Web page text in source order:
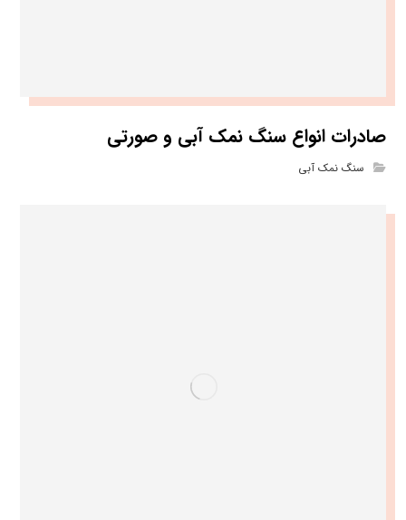
صادرات انواع سنگ نمک آبی و صورتی
سنگ نمک آبی